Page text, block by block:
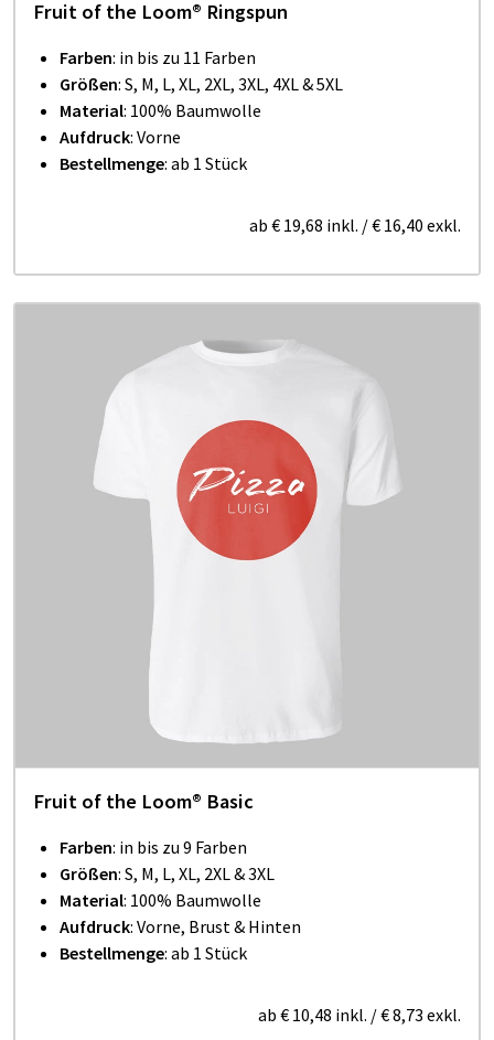
Fruit of the Loom® Ringspun
Farben: in bis zu 11 Farben
Größen: S, M, L, XL, 2XL, 3XL, 4XL & 5XL
Material: 100% Baumwolle
Aufdruck: Vorne
Bestellmenge: ab 1 Stück
ab € 19,68 inkl. /€ 16,40 exkl.
Fruit of the Loom® Basic
Farben: in bis zu 9 Farben
Größen: S, M, L, XL, 2XL & 3XL
Material: 100% Baumwolle
Aufdruck: Vorne, Brust & Hinten
Bestellmenge: ab 1 Stück
ab € 10,48 inkl. /€ 8,73 exkl.